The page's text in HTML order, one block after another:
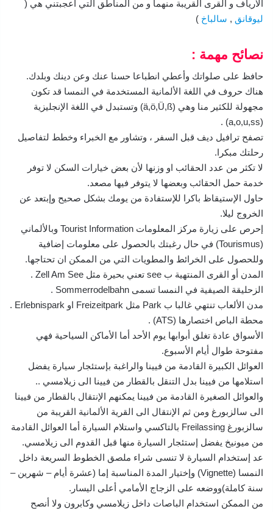
الارياف و القرى القريبة منهما و من المناطق التي اعجبتني هي (
ليوقانق , سالباخ )
نصائح مهمة :
حافظ على صلواتك وأعطي انطباعا حسنا عنك وعن دينك وبلدك.
هناك حروف في اللغة الألمانية المستخدمة في النمسا قد تكون
مجهولة للكثير منا وهي (ä,ö,Ü,ß) وتستبدل في اللغة الإنجليزية
(a,o,u,ss) .
تصفح ترافيل ديف قبل السفر ، وتشاور مع الخبراء وخطط لتفاصيل
رحلتك مبكرا.
لا تكثر من عدد الحقائب او وزنها لأن بعض خيارات السكن لا توفر
خدمة حمل الحقائب وبعضها لا يتوفر فيها مصعد.
حاول الإستيقاظ باكرا للإستفادة من يومك بشكل صحيح وإبتعد عن
الخروج ليلا.
إحرص على زيارة مركز المعلومات Tourist Information وبالألماني
(Tourismus) في حال رغبتك بالحصول على معلومات إضافية
وللحصول على الخرائط والمطويات التي من الممكن ان تحتاجها.
المدن أو القرى المنتهية ب see تعني بحيرة مثل Zell Am See .
الزحليقة الصيفية في النمسا تسمى Sommerrodelbahn .
مدن الألعاب تنتهي غالبا ب Park مثل Freizeitpark او Erlebnispark .
محطة الباص اختصارها (ATS) .
الأسواق عادة تغلق أبوابها يوم الأحد أما الأماكن السياحية فهي
مفتوحة طوال أيام الأسبوع.
العوائل الكبيرة القادمة من فيينا والراغبة بإستئجار سيارة يفضل
استلامها من فيينا بدل التنقل بالقطار من فيينا الى زيلامسي ..
والعوائل الصغيرة القادمة من فيينا يمكنهم الإنتقال بالقطار من فيينا
الى سالزبورغ ومن ثم الإنتقال الى القرية الألمانية القريبة من
سالزبورغ Freilassing بالتاكسي واستلام السيارة أما العوائل القادمة
من ميونيخ يفضل إستئجار السيارة منها قبل القدوم الى زيلامسي.
عد إستخدام السيارة لا تنسى شراء ملصق الخطوط السريعة داخل
النمسا (Vignette) وإختيار المدة المناسبة إما (عشرة أيام – شهرين –
سنة كاملة)ووضعه على الزجاج الأمامي أعلى اليسار.
من الممكن استخدام الباصات داخل زيلامسي وكابرون ولا أنصح